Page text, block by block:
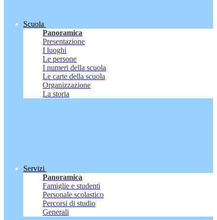
Scuola
Panoramica
Presentazione
I luoghi
Le persone
I numeri della scuola
Le carte della scuola
Organizzazione
La storia
Servizi
Panoramica
Famiglie e studenti
Personale scolastico
Percorsi di studio
Generali